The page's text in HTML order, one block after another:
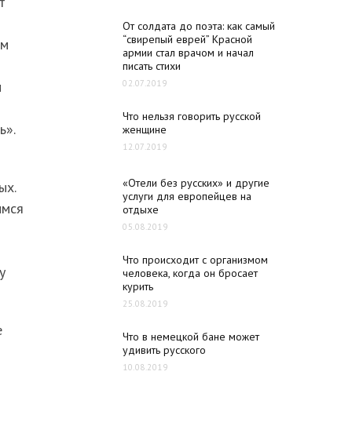
От солдата до поэта: как самый
“свирепый еврей” Красной
армии стал врачом и начал
писать стихи
02.07.2019
Что нельзя говорить русской
женщине
12.07.2019
«Отели без русских» и другие
услуги для европейцев на
отдыхе
05.08.2019
Что происходит с организмом
человека, когда он бросает
курить
25.08.2019
Что в немецкой бане может
удивить русского
10.08.2019